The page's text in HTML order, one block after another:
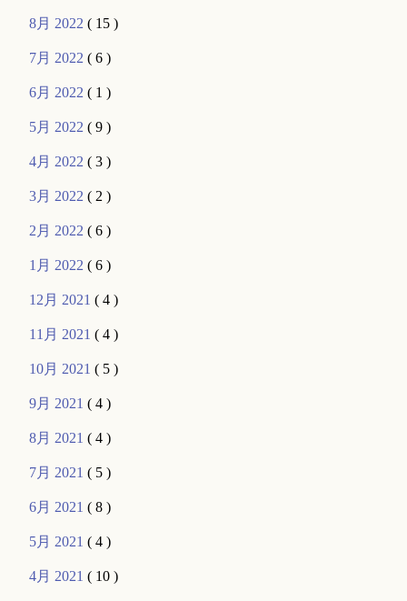
8月 2022( 15 )
7月 2022( 6 )
6月 2022( 1 )
5月 2022( 9 )
4月 2022( 3 )
3月 2022( 2 )
2月 2022( 6 )
1月 2022( 6 )
12月 2021( 4 )
11月 2021( 4 )
10月 2021( 5 )
9月 2021( 4 )
8月 2021( 4 )
7月 2021( 5 )
6月 2021( 8 )
5月 2021( 4 )
4月 2021( 10 )